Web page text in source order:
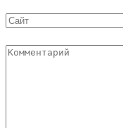
Сайт
Комментарий